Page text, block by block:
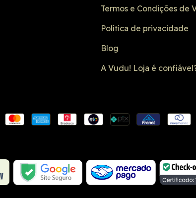
Termos e Condições de
Política de privacidade
Blog
A Vudu! Loja é
Conexão